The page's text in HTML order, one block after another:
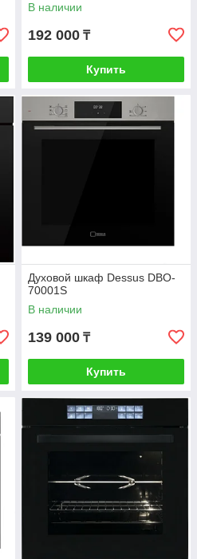
В наличии
192 000 ₸
Купить
Духовой шкаф Dessus DBO-
70001S
В наличии
139 000 ₸
Купить